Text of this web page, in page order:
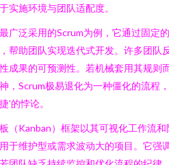
实施环境与团队适配度。
广泛采用的Scrum为例，它通过固定
帮助团队实现迭代式开发。许多团队
成果的可预测性。若机械套用其规则
，Scrum极易退化为一种僵化的流程
’的悖论。
（Kanban）框架以其可视化工作流
于维护型或需求波动大的项目。它强